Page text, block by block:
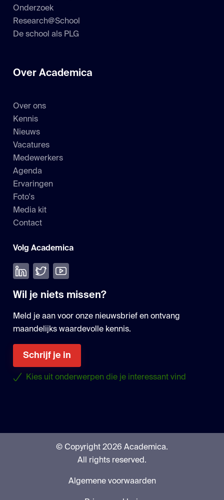
Onderzoek
Research@School
De school als PLG
Over Academica
Over ons
Kennis
Nieuws
Vacatures
Medewerkers
Agenda
Ervaringen
Foto's
Media kit
Contact
Volg Academica
Volg ons op LinkedIn
Volg ons op Twitter
Bekijk onze YouTube
Wil je niets missen?
Meld je aan voor onze nieuwsbrief en ontvang
maandelijks waardevolle kennis.
Schrijf je in
Kies uit onderwerpen die je interessant vind
© Copyright 2026 Academica.
All rights reserved.
Algemene voorwaarden